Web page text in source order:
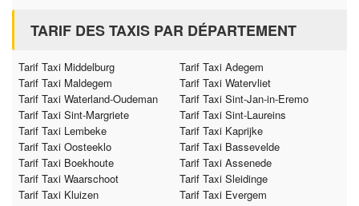
TARIF DES TAXIS PAR DÉPARTEMENT
Tarif Taxi Middelburg
Tarif Taxi Adegem
Tarif Taxi Maldegem
Tarif Taxi Watervliet
Tarif Taxi Waterland-Oudeman
Tarif Taxi Sint-Jan-in-Eremo
Tarif Taxi Sint-Margriete
Tarif Taxi Sint-Laureins
Tarif Taxi Lembeke
Tarif Taxi Kaprijke
Tarif Taxi Oosteeklo
Tarif Taxi Bassevelde
Tarif Taxi Boekhoute
Tarif Taxi Assenede
Tarif Taxi Waarschoot
Tarif Taxi Sleidinge
Tarif Taxi Kluizen
Tarif Taxi Evergem